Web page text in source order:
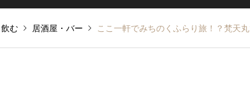
飲む 居酒屋・バー ここ一軒でみちのくふらり旅！？梵天